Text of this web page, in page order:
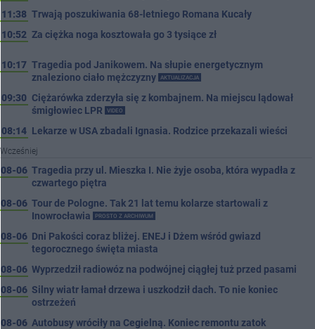
11:38 Trwają poszukiwania 68-letniego Romana Kucały
10:52 Za ciężka noga kosztowała go 3 tysiące zł
10:17 Tragedia pod Janikowem. Na słupie energetycznym
znaleziono ciało mężczyzny
AKTUALIZACJA
09:30 Ciężarówka zderzyła się z kombajnem. Na miejscu lądował
śmigłowiec LPR
VIDEO
08:14 Lekarze w USA zbadali Ignasia. Rodzice przekazali wieści
Wcześniej
08-06 Tragedia przy ul. Mieszka I. Nie żyje osoba, która wypadła z
czwartego piętra
08-06 Tour de Pologne. Tak 21 lat temu kolarze startowali z
Inowrocławia
PROSTO Z ARCHIWUM
08-06 Dni Pakości coraz bliżej. ENEJ i Dżem wśród gwiazd
tegorocznego święta miasta
08-06 Wyprzedził radiowóz na podwójnej ciągłej tuż przed pasami
08-06 Silny wiatr łamał drzewa i uszkodził dach. To nie koniec
ostrzeżeń
08-06 Autobusy wróciły na Cegielną. Koniec remontu zatok